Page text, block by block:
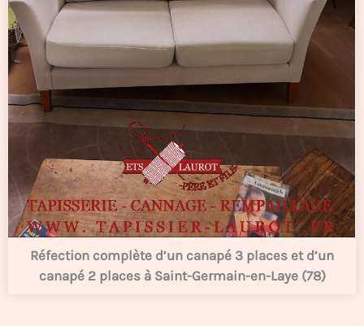
Réfection complète d’un canapé 3 places et d’un
canapé 2 places à Saint-Germain-en-Laye (78)